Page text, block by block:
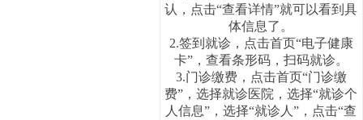
认，点击“查看详情”就可以看到具
体信息了。
2.签到就诊，点击首页“电子健康
卡”，查看条形码，扫码就诊。
3.门诊缴费，点击首页“门诊缴
费”，选择就诊医院，选择“就诊个
人信息”，选择“就诊人”，点击“查